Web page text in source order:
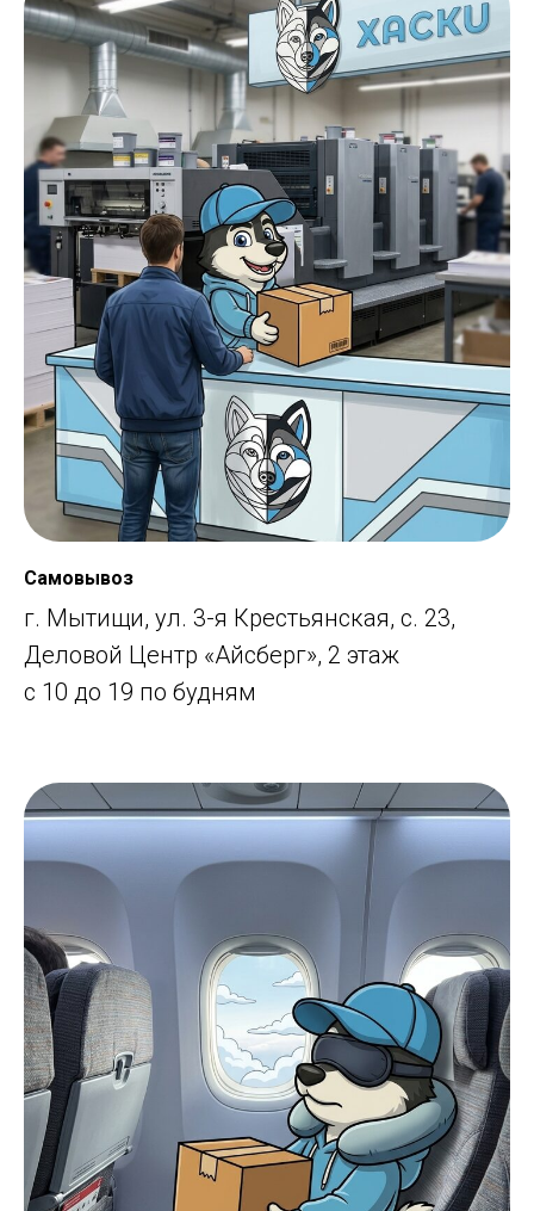
Самовывоз
г. Мытищи, ул. 3-я Крестьянская, с. 23,
Деловой Центр «Айсберг», 2 этаж
с 10 до 19 по будням